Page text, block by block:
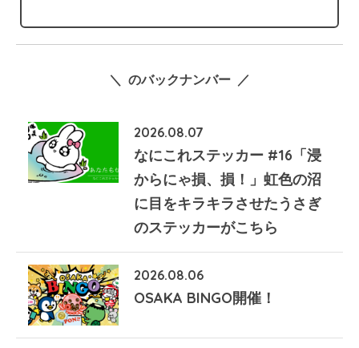
＼ のバックナンバー ／
2026.08.07
なにこれステッカー #16「浸
からにゃ損、損！」虹色の沼
に目をキラキラさせたうさぎ
のステッカーがこちら
2026.08.06
OSAKA BINGO開催！